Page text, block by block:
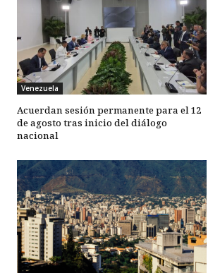
Venezuela
Acuerdan sesión permanente para el 12
de agosto tras inicio del diálogo
nacional